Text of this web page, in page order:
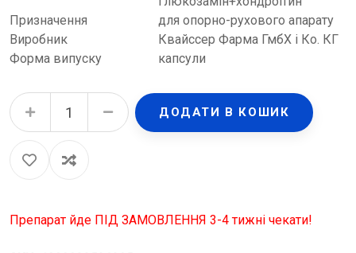
Призначення
для опорно-рухового апарату
Виробник
Квайссер Фарма ГмбХ і Ко. КГ
Форма випуску
капсули
Доппельгерц актив Глюкозамін+Хондроітин капсули №30 (10х3) quantity
ДОДАТИ В КОШИК
Препарат йде ПІД ЗАМОВЛЕННЯ 3-4 тижні чекати!